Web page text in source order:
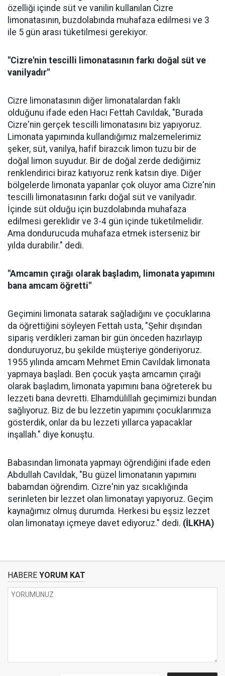
özelliği içinde süt ve vanilin kullanılan Cizre
limonatasının, buzdolabında muhafaza edilmesi ve 3
ile 5 gün arası tüketilmesi gerekiyor.
"Cizre'nin tescilli limonatasının farkı doğal süt ve
vanilyadır"
Cizre limonatasının diğer limonatalardan faklı
olduğunu ifade eden Hacı Fettah Cavıldak, "Burada
Cizre'nin gerçek tescilli limonatasını biz yapıyoruz.
Limonata yapımında kullandığımız malzemelerimiz
şeker, süt, vanilya, hafif birazcık limon tuzu bir de
doğal limon suyudur. Bir de doğal zerde dediğimiz
renklendirici biraz katıyoruz renk katsın diye. Diğer
bölgelerde limonata yapanlar çok oluyor ama Cizre'nin
tescilli limonatasının farkı doğal süt ve vanilyadır.
İçinde süt olduğu için buzdolabında muhafaza
edilmesi gereklidir ve 3-4 gün içinde tüketilmelidir.
Ama dondurucuda muhafaza etmek isterseniz bir
yılda durabilir." dedi.
"Amcamın çırağı olarak başladım, limonata yapımını
bana amcam öğretti"
Geçimini limonata satarak sağladığını ve çocuklarına
da öğrettiğini söyleyen Fettah usta, "Şehir dışından
sipariş verdikleri zaman bir gün önceden hazırlayıp
donduruyoruz, bu şekilde müşteriye gönderiyoruz.
1955 yılında amcam Mehmet Emin Cavıldak limonata
yapmaya başladı. Ben çocuk yaşta amcamın çırağı
olarak başladım, limonata yapımını bana öğreterek bu
lezzeti bana devretti. Elhamdülillah geçimimizi bundan
sağlıyoruz. Biz de bu lezzetin yapımını çocuklarımıza
gösterdik, onlar da bu lezzeti yıllarca yapacaklar
inşallah." diye konuştu.
Babasından limonata yapmayı öğrendiğini ifade eden
Abdullah Cavıldak, "Bu güzel limonatanın yapımını
babamdan öğrendim. Cizre'nin yaz sıcaklığında
serinleten bir lezzet olan limonatayı yapıyoruz. Geçim
kaynağımız olmuş durumda. Herkesi bu eşsiz lezzet
olan limonatayı içmeye davet ediyoruz." dedi. (İLKHA)
HABERE YORUM KAT